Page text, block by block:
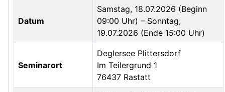
Datum
Samstag, 18.07.2026 (Beginn
09:00 Uhr) – Sonntag,
19.07.2026 (Ende 15:00 Uhr)
Seminarort
Deglersee Plittersdorf
Im Teilergrund 1
76437 Rastatt